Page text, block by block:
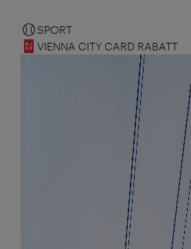
SPORT
VIENNA CITY CARD RABATT